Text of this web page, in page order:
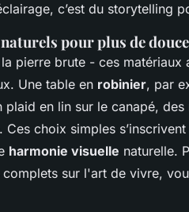
c’est du storytelling
pour plus de
pierre brute - ces matériaux
Une table en robinier, par
plaid en lin sur le canapé,
choix simples
harmonie visuelle naturelle.
sur l'art de vivre,